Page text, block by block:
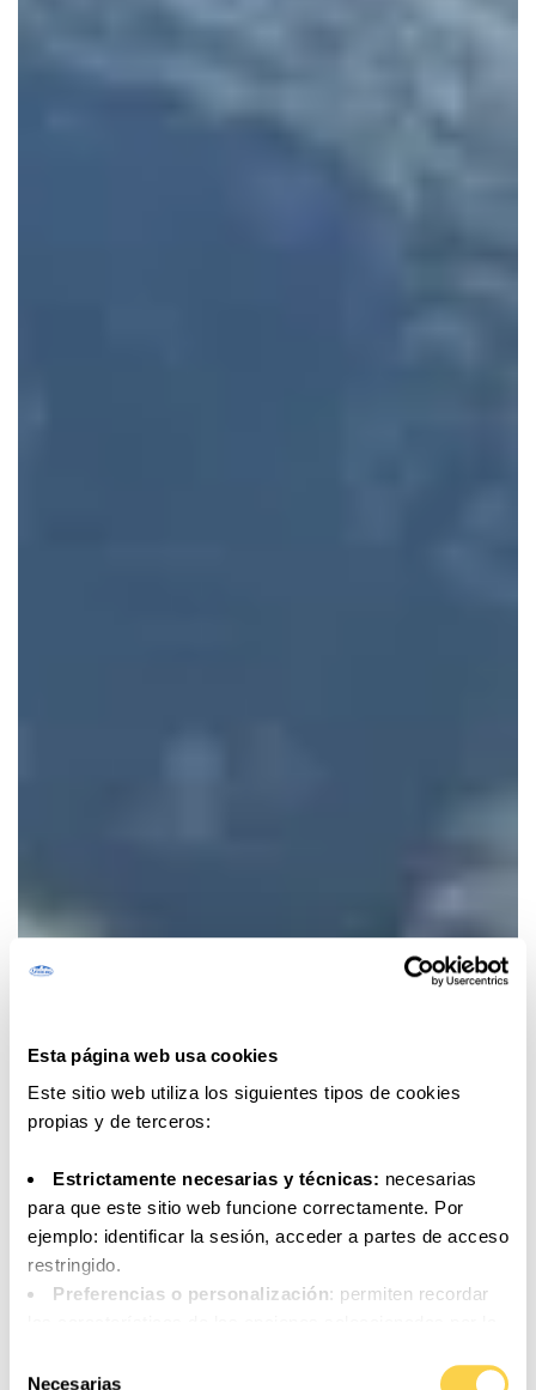
Esta página web usa cookies
Este sitio web utiliza los siguientes tipos de cookies
propias y de terceros:
Estrictamente necesarias y técnicas: necesarias
para que este sitio web funcione correctamente. Por
ejemplo: identificar la sesión, acceder a partes de acceso
restringido.
Preferencias o personalización: permiten recordar
Análisis o medición
: para medir la actividad, usos y
Necesarias